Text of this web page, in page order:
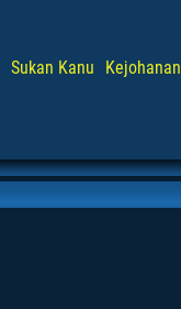
Sukan Kanu Kejohanan